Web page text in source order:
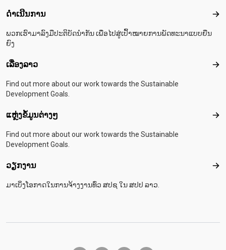
ດຳເນີນການ ດຳ
ພວກເຮົາມາລົງມືປະຕິບັດນຳກັນ ເພື່ອໄປສູ່ເປົ້າໝາຍການພັດທະນາແບບຍືນ
ຍົງ
ເລື່ອງລາວ ເລື່
Find out more about our work towards the Sustainable
Development Goals.
ແຫຼ່ງຂໍ້ມູນຕ່າງໆ ແຫຼ່
Find out more about our work towards the Sustainable
Development Goals.
ວຽກງານ ວຽ
ມາເບິ່ງໂອກາດໃນການຈ້າງງານທົ່ວ ສປຊ ໃນ ສປປ ລາວ.